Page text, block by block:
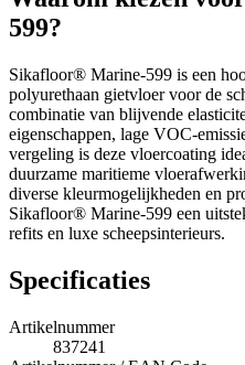
599?
Sikafloor® Marine-599 is een
polyurethaan gietvloer voor de
combinatie van blijvende
eigenschappen, lage VOC-
vergeling is deze vloercoating
duurzame maritieme
diverse kleurmogelijkheden en
Sikafloor® Marine-599 een
refits en luxe scheepsinterieurs.
Specificaties
Artikelnummer
837241